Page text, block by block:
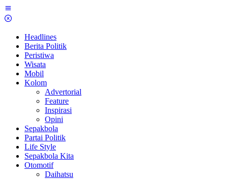
Skip
to
Headlines
Berita Politik
Peristiwa
Wisata
Mobil
Kolom
Advertorial
Feature
Inspirasi
Opini
Sepakbola
Partai Politik
Life Style
Sepakbola Kita
Otomotif
Daihatsu